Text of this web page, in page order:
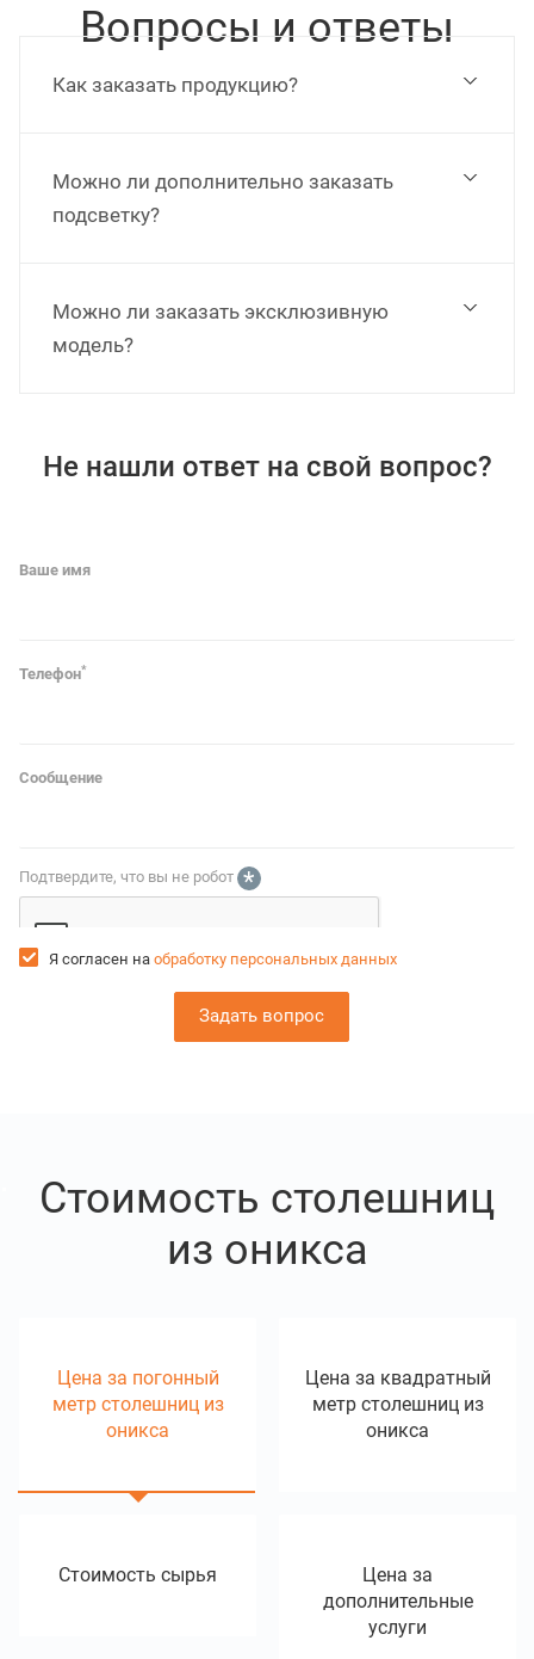
Вопросы и ответы
Как заказать продукцию?
Можно ли дополнительно заказать
подсветку?
Можно ли заказать эксклюзивную
модель?
Не нашли ответ на свой вопрос?
Ваше имя
Телефон*
Сообщение
Подтвердите, что вы не робот *
Я согласен на обработку персональных данных
Стоимость столешниц
из оникса
Цена за погонный
метр столешниц из
оникса
Цена за квадратный
метр столешниц из
оникса
Стоимость сырья
Цена за
дополнительные
услуги